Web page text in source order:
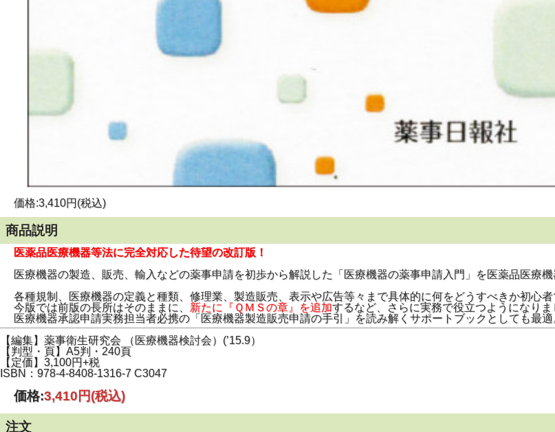
価格:3,410円(税込)
商品説明
医薬品医療機器等法に完全対応した待望の改訂版！
医療機器の製造、販売、輸入などの薬事申請を初歩から解説した「医療機器の薬事申請入門」を医薬品医療
各種規制、医療機器の定義と種類、修理業、製造販売、表示や広告等々まで具体的に何をどうすべきか初心
今版では前版の長所はそのままに、 新たに『ＱＭＳの章』を追加するなど、さらに実務で役立つようになりま
医療機器承認申請実務担当者必携の「医療機器製造販売申請の手引」を読み解くサポートブックとしても最適
【編集】薬事衛生研究会 （医療機器検討会）(’15.9）
【判型・頁】A5判・240頁
【定価】3,100円+税
ISBN：978-4-8408-1316-7 C3047
価格:3,410円(税込)
注文